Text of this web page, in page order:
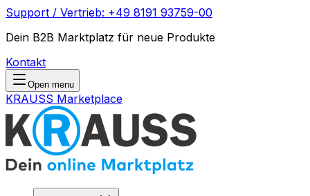
Support / Vertrieb: +49 8191 93759-00
Dein B2B Marktplatz für neue Produkte
Kontakt
Open menu
KRAUSS Marketplace